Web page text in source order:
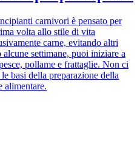
carnivori è pensato per
volta allo stile di vita
carne, evitando altri
settimane, puoi iniziare a
pollame e frattaglie. Non ci
basi della preparazione della
alimentare.